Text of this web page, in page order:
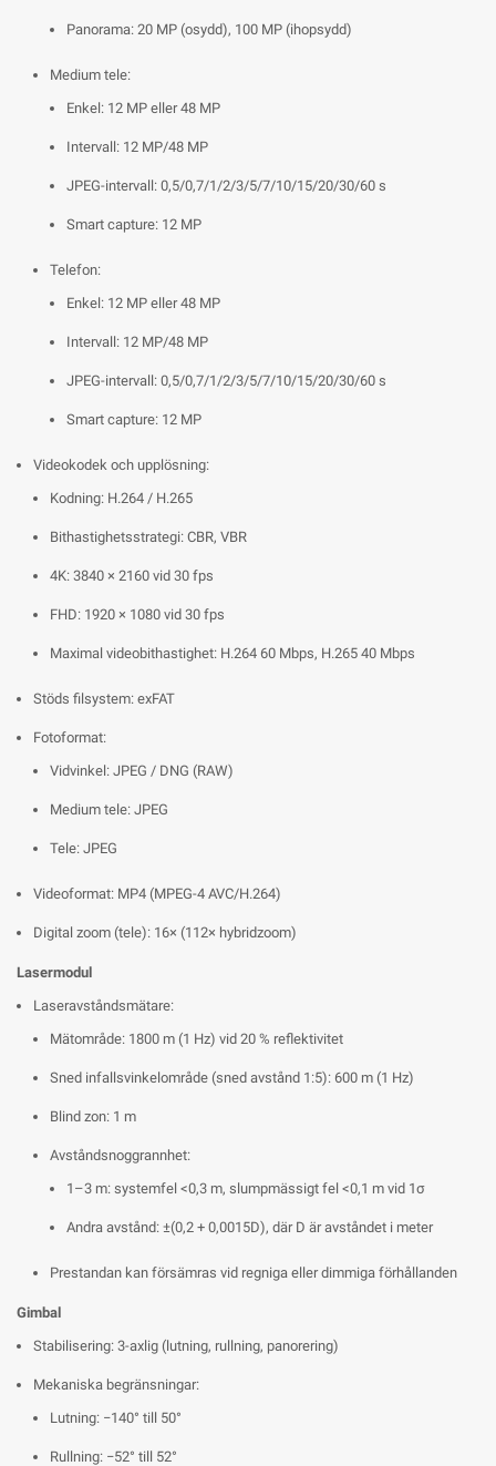
Panorama: 20 MP (osydd), 100 MP (ihopsydd)
Medium tele:
Enkel: 12 MP eller 48 MP
Intervall: 12 MP/48 MP
JPEG-intervall: 0,5/0,7/1/2/3/5/7/10/15/20/30/60 s
Smart capture: 12 MP
Telefon:
Enkel: 12 MP eller 48 MP
Intervall: 12 MP/48 MP
JPEG-intervall: 0,5/0,7/1/2/3/5/7/10/15/20/30/60 s
Smart capture: 12 MP
Videokodek och upplösning:
Kodning: H.264 / H.265
Bithastighetsstrategi: CBR, VBR
4K: 3840 × 2160 vid 30 fps
FHD: 1920 × 1080 vid 30 fps
Maximal videobithastighet: H.264 60 Mbps, H.265 40 Mbps
Stöds filsystem: exFAT
Fotoformat:
Vidvinkel: JPEG / DNG (RAW)
Medium tele: JPEG
Tele: JPEG
Videoformat: MP4 (MPEG-4 AVC/H.264)
Digital zoom (tele): 16× (112× hybridzoom)
Lasermodul
Laseravståndsmätare:
Mätområde: 1800 m (1 Hz) vid 20 % reflektivitet
Sned infallsvinkelområde (sned avstånd 1:5): 600 m (1 Hz)
Blind zon: 1 m
Avståndsnoggrannhet:
1–3 m: systemfel <0,3 m, slumpmässigt fel <0,1 m vid 1σ
Andra avstånd: ±(0,2 + 0,0015D), där D är avståndet i meter
Prestandan kan försämras vid regniga eller dimmiga förhållanden
Gimbal
Stabilisering: 3-axlig (lutning, rullning, panorering)
Mekaniska begränsningar:
Lutning: −140° till 50°
Rullning: −52° till 52°